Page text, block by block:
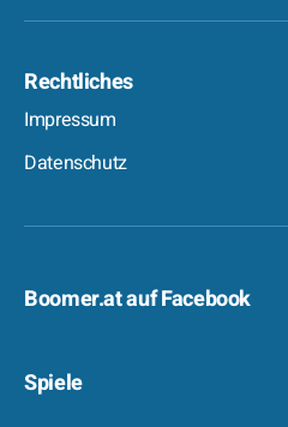
Rechtliches
Impressum
Datenschutz
Boomer.at auf Facebook
Spiele